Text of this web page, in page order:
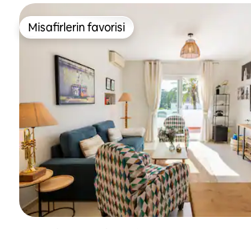
Misafirlerin favorisi
Misafirlerin favorisi